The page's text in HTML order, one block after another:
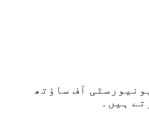
آف ساؤتھ
ہیں۔